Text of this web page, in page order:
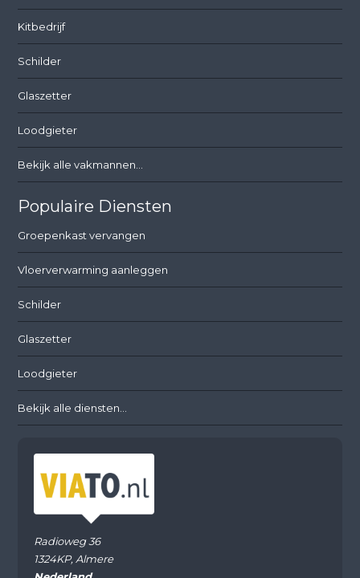
Kitbedrijf
Schilder
Glaszetter
Loodgieter
Bekijk alle vakmannen...
Populaire Diensten
Groepenkast vervangen
Vloerverwarming aanleggen
Schilder
Glaszetter
Loodgieter
Bekijk alle diensten...
Radioweg 36
1324KP, Almere